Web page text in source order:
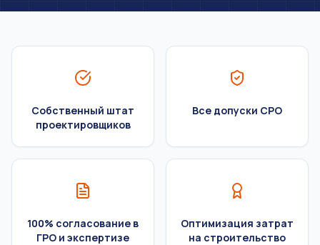
Собственный штат
проектировщиков
Все допуски СРО
100% согласование в
ГРО и экспертизе
Оптимизация затрат
на строительство